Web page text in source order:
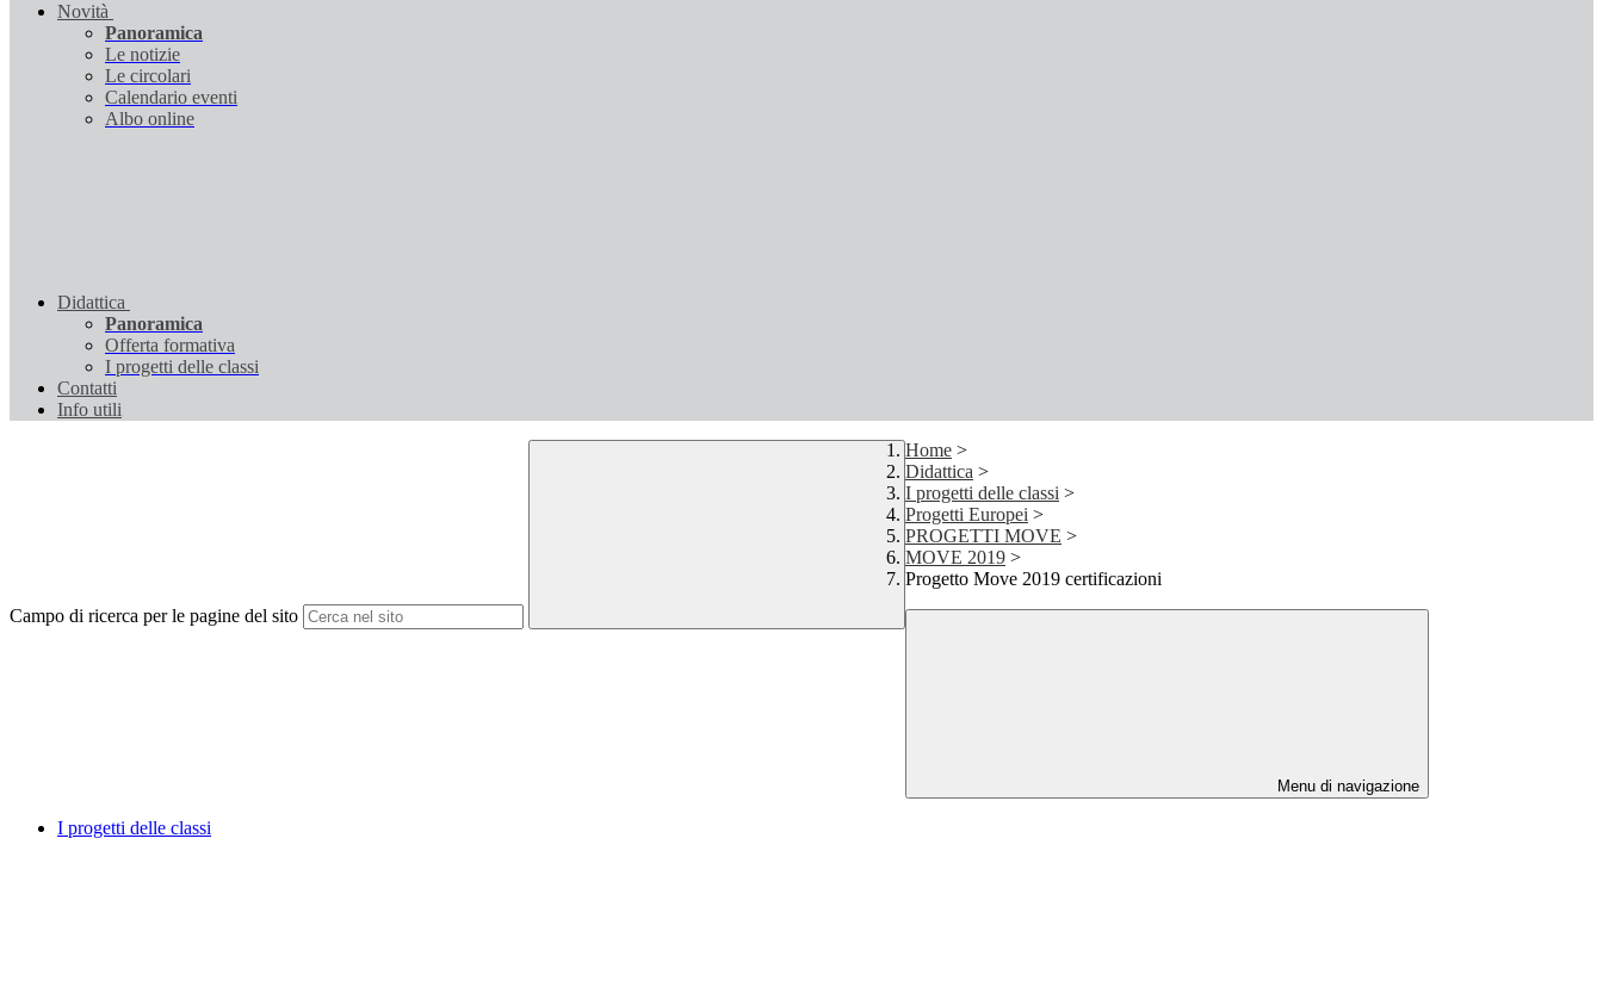
Novità
Panoramica
Le notizie
Le circolari
Calendario eventi
Albo online
Didattica
Panoramica
Offerta formativa
I progetti delle classi
Contatti
Info utili
Campo di ricerca per le pagine del sito
Home >
Didattica >
I progetti delle classi >
Progetti Europei >
PROGETTI MOVE >
MOVE 2019 >
Progetto Move 2019 certificazioni
Menu di navigazione
I progetti delle classi